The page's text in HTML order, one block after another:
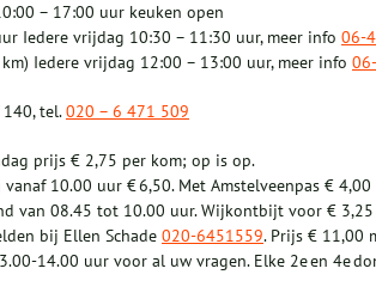
– 17:00 uur keuken open
Iedere vrijdag 10:30 – 11:30 uur, meer info 06-
Iedere vrijdag 12:00 – 13:00 uur, meer info
tel.020 – 6 471 509
prijs € 2,75 per kom; op is op.
10.00 uur € 6,50. Met Amstelveenpas € 4,00
van 08.45 tot 10.00 uur. Wijkontbijt voor € 3,25
bij Ellen Schade 020-6451559. Prijs € 11,00
14.00 uur voor al uw vragen. Elke 2e en 4e